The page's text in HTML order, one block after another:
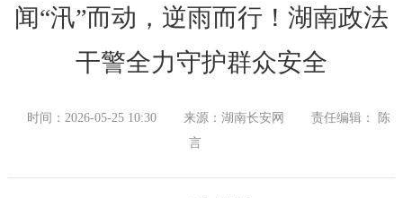
闻“汛”而动，逆雨而行！湖南政法
干警全力守护群众安全
时间：2026-05-25 10:30 来源：湖南长安网
责任编辑： 陈
言